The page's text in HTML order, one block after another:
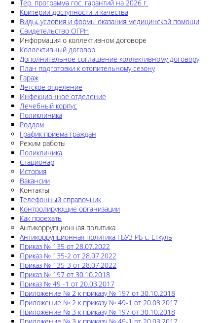
Тер. программа гос. гарантий на 2026 г.
Критерии доступности и качества
Виды, условия и формы оказания медицинской помощи
Свидетельство ОГРН
Информация о коллективном договоре
Коллективный договор
Дополнительное соглашение коллективному договору
План подготовки к отопительному сезону
Гараж
Детское отделение
Инфекционное отделение
Лечебный корпус
Поликлиника
Роддом
График приема граждан
Режим работы
Поликлиника
Стационар
История
Вакансии
Контакты
Телефонный справочник
Контролирующие организации
Как проехать
Антикоррупционная политика
Антикоррупционная политика ГБУЗ РБ с. Еткуль
Приказ № 135 от 28.07.2022
Приказ № 135-2 от 28.07.2022
Приказ № 135-3 от 28.07.2022
Приказ № 197 от 30.10.2018
Приказ № 49 -1 от 20.03.2017
Приложение № 2 к приказу № 197 от 30.10.2018
Приложение № 2 к приказу № 49-1 от 20.03.2017
Приложение № 3 к приказу № 197 от 30.10.2018